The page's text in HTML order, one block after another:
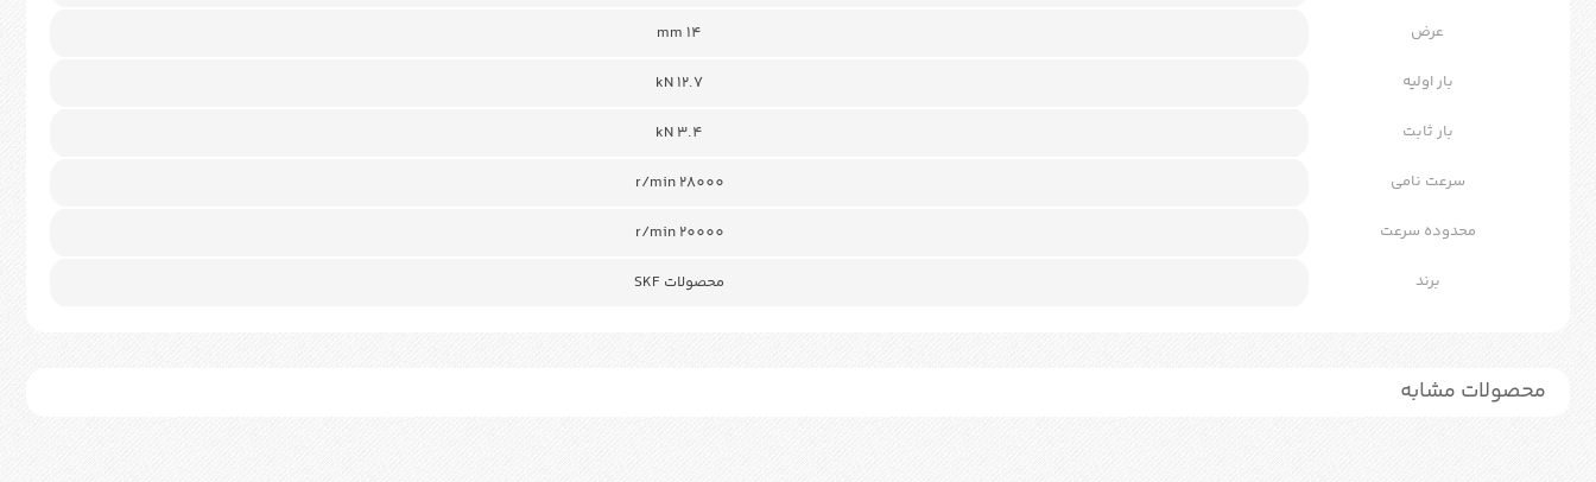
عرض 14 mm
بار اولیه 12.7 kN
بار ثابت 3.4 kN
سرعت نامی r/min 28000
محدوده سرعت 20000 r/min
برند محصولات SKF
محصولات مشابه